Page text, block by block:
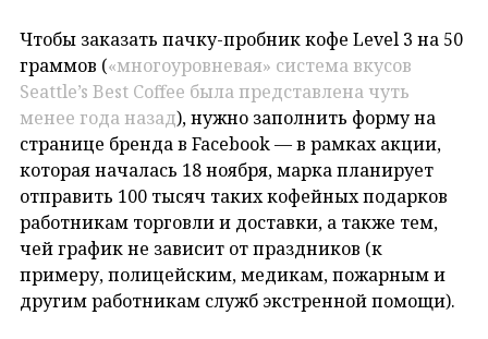
Чтобы заказать пачку-пробник кофе Level 3 на 50
граммов («многоуровневая» система вкусов
Seattle’s Best Coffee была представлена чуть
менее года назад), нужно заполнить форму на
странице бренда в Facebook — в рамках акции,
которая началась 18 ноября, марка планирует
отправить 100 тысяч таких кофейных подарков
работникам торговли и доставки, а также тем,
чей график не зависит от праздников (к
примеру, полицейским, медикам, пожарным и
другим работникам служб экстренной помощи).